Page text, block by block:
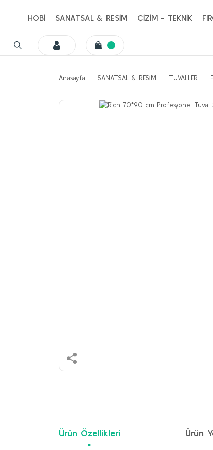
HOBİ SANATSAL & RESİM ÇİZİM - TEKNİK
Anasayfa SANATSAL & RESİM TUVALLER
Ürün Özellikleri Ürün